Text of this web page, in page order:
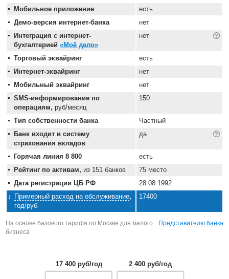
Мобильное приложение
есть
Демо-версия интернет-банка
нет
Интеграция с интернет-
бухгалтерией «Моё дело»
нет
Торговый эквайринг
есть
Интернет-эквайринг
нет
Мобильный эквайринг
нет
SMS-информирование по
операциям, руб/месяц
150
Тип собственности банка
Частный
Банк входит в систему
страхования вкладов
да
Горячая линия 8 800
есть
Рейтинг по активам, из 151 банков
75 место
Дата регистрации ЦБ РФ
28.08.1992
Примерный расход на обслуживание,
год/руб
17400
На основе базового тарифа по Москве для малого
бизнеса
Представителю банка
17 400 руб/год 2 400 руб/год